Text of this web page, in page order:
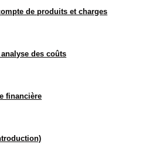
de produits et charges
des coûts
financière